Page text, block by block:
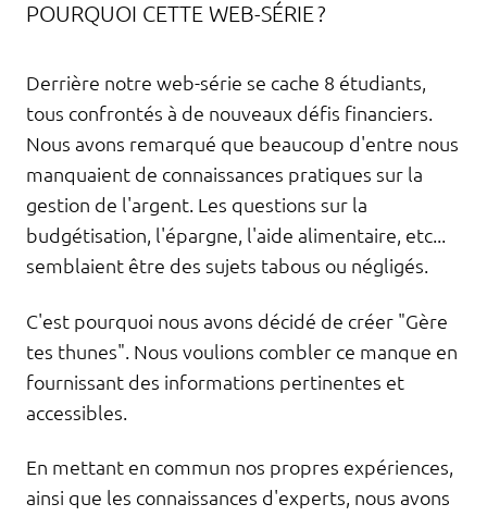
POURQUOI CETTE WEB-SÉRIE ?
Derrière notre web-série se cache 8 étudiants,
tous confrontés à de nouveaux défis financiers.
Nous avons remarqué que beaucoup d'entre nous
manquaient de connaissances pratiques sur la
gestion de l'argent. Les questions sur la
budgétisation, l'épargne, l'aide alimentaire, etc...
semblaient être des sujets tabous ou négligés.
C'est pourquoi nous avons décidé de créer "Gère
tes thunes". Nous voulions combler ce manque en
fournissant des informations pertinentes et
accessibles.
En mettant en commun nos propres expériences,
ainsi que les connaissances d'experts, nous avons